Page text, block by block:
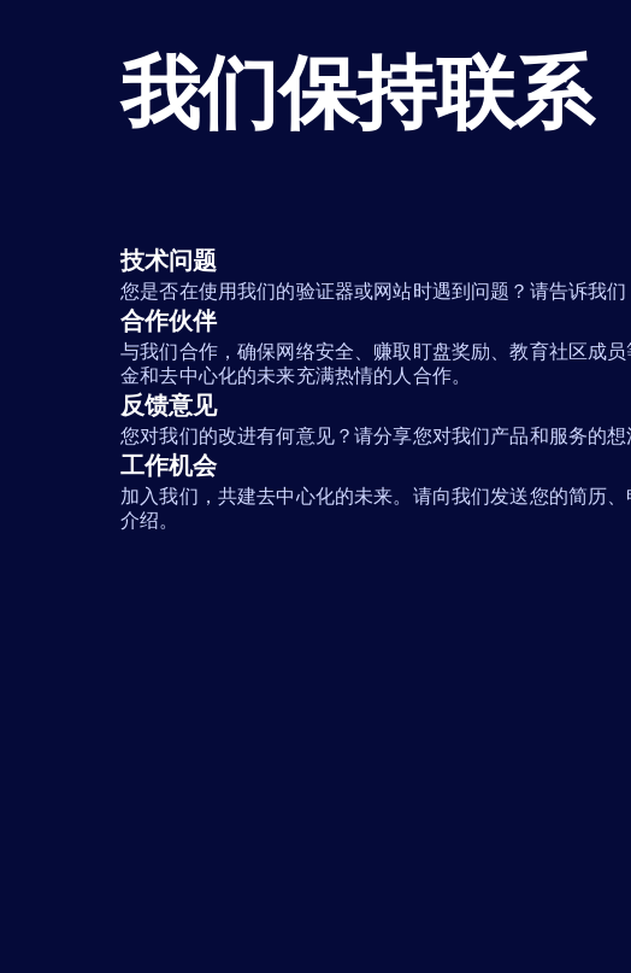
我们保持联系
技术问题
您是否在使用我们的验证器或网站时遇到问题？请告诉我们
合作伙伴
与我们合作，确保网络安全、赚取盯盘奖励、教育社区成
金和去中心化的未来充满热情的人合作。
反馈意见
您对我们的改进有何意见？请分享您对我们产品和服务的想
工作机会
加入我们，共建去中心化的未来。请向我们发送您的简历
介绍。